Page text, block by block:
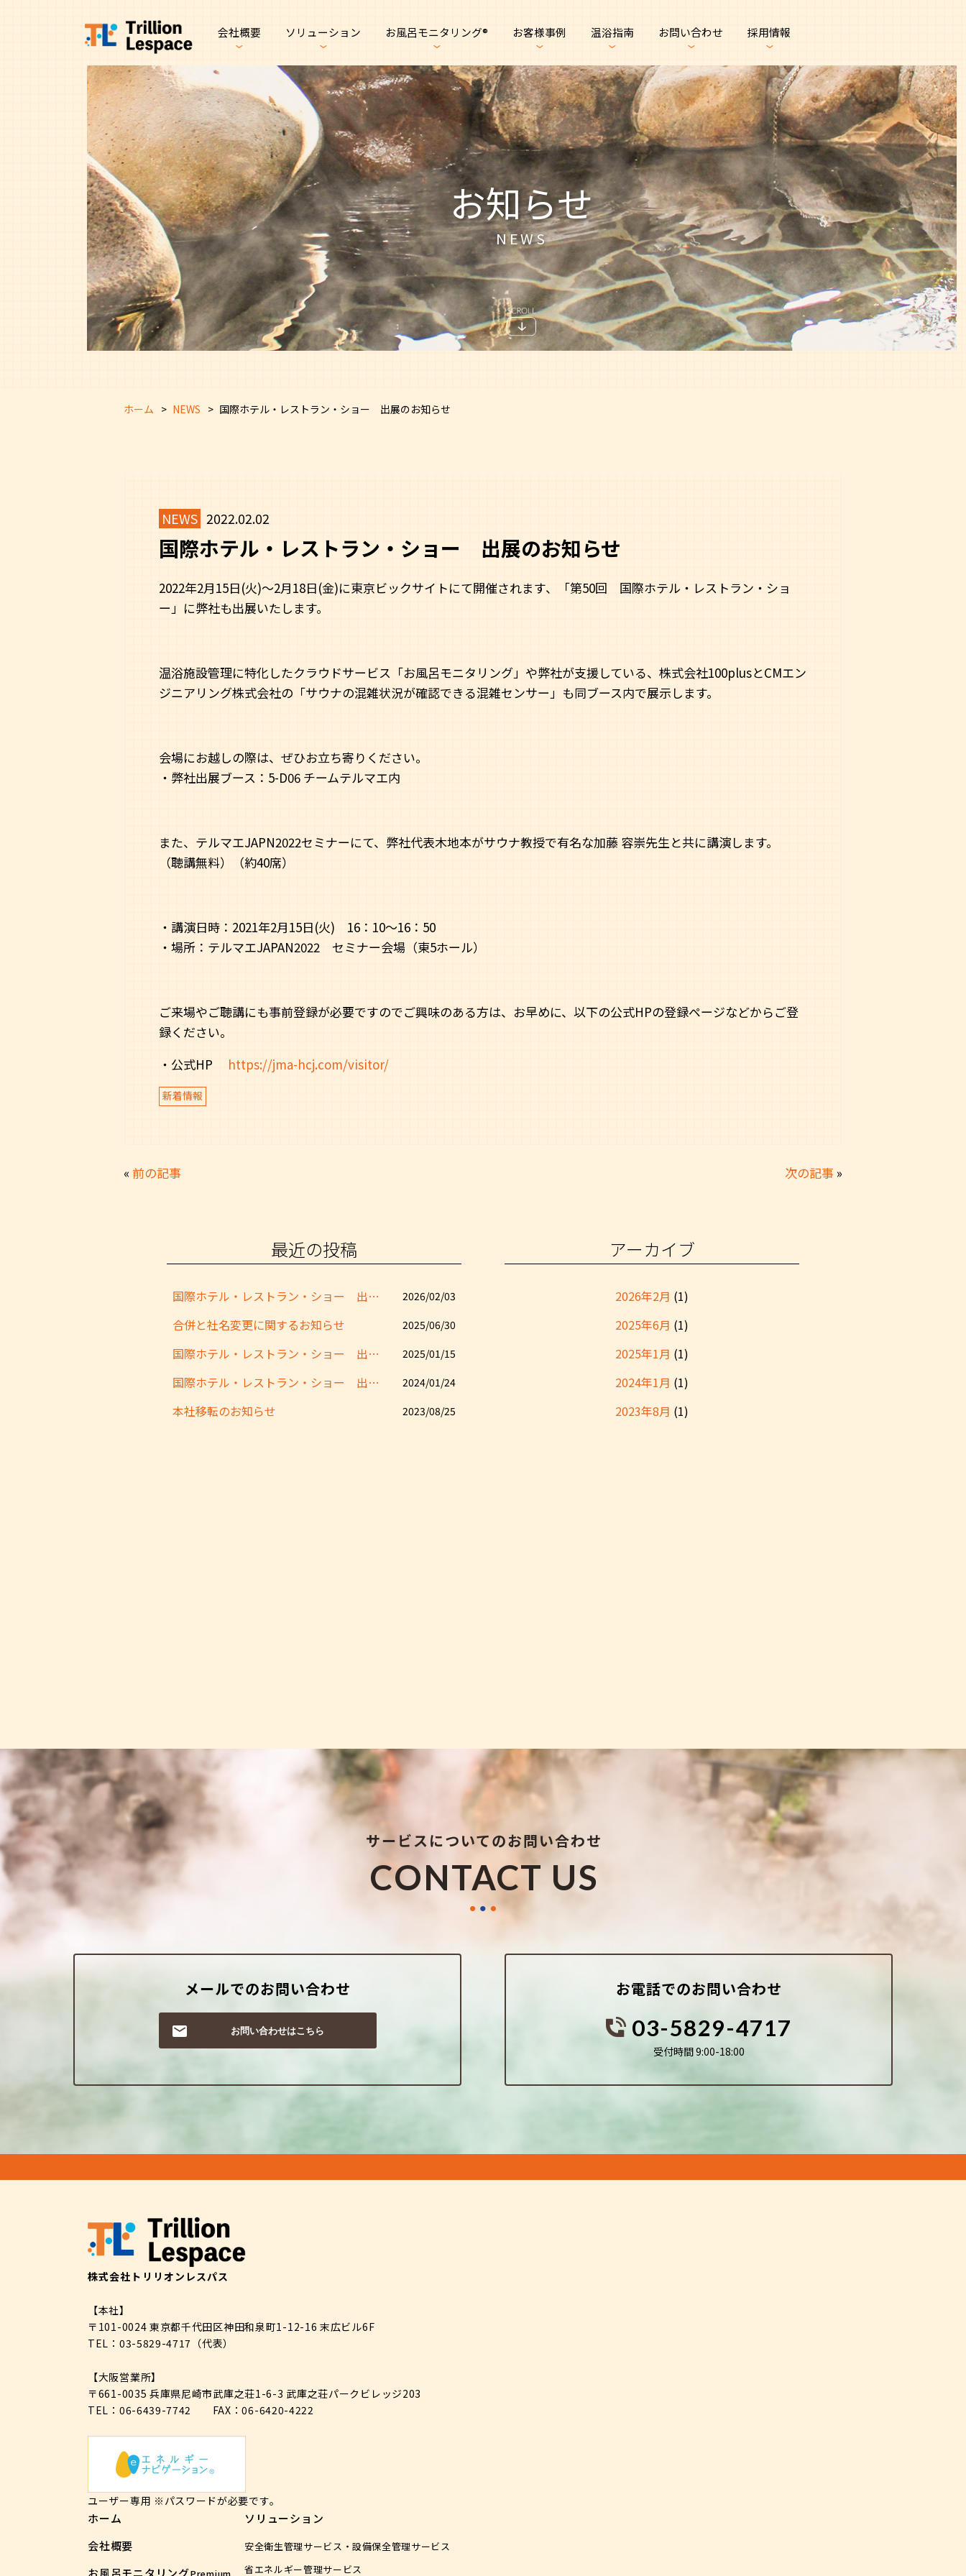
会社概要 ソリューション お風呂モニタリング®︎ お客様事例 温浴指南 お問い合わせ 採用情報
お知らせ
NEWS
ホーム NEWS 国際ホテル・レストラン・ショー 出展のお知らせ
NEWS 2022.02.02
国際ホテル・レストラン・ショー 出展のお知らせ
2022年2月15日(火)～2月18日(金)に東京ビックサイトにて開催されます、「第50回 国際ホテル・レストラン・ショ
ー」に弊社も出展いたします。
温浴施設管理に特化したクラウドサービス「お風呂モニタリング」や弊社が支援している、株式会社100plusとCMエン
ジニアリング株式会社の「サウナの混雑状況が確認できる混雑センサー」も同ブース内で展示します。
会場にお越しの際は、ぜひお立ち寄りください。
・弊社出展ブース：5-D06 チームテルマエ内
また、テルマエJAPN2022セミナーにて、弊社代表木地本がサウナ教授で有名な加藤 容崇先生と共に講演します。
（聴講無料）（約40席）
・講演日時：2021年2月15日(火) 16：10～16：50
・場所：テルマエJAPAN2022 セミナー会場（東5ホール）
ご来場やご聴講にも事前登録が必要ですのでご興味のある方は、お早めに、以下の公式HPの登録ページなどからご登
録ください。
・公式HP https://jma-hcj.com/visitor/
新着情報
« 前の記事 次の記事 »
最近の投稿
国際ホテル・レストラン・ショー 出展のお知らせ 2026/02/03
合併と社名変更に関するお知らせ 2025/06/30
国際ホテル・レストラン・ショー 出展のお知らせ 2025/01/15
国際ホテル・レストラン・ショー 出展のお知らせ 2024/01/24
本社移転のお知らせ 2023/08/25
アーカイブ
2026年2月 (1)
2025年6月 (1)
2025年1月 (1)
2024年1月 (1)
2023年8月 (1)
サービスについてのお問い合わせ
CONTACT US
メールでのお問い合わせ
お問い合わせはこちら
お電話でのお問い合わせ
03-5829-4717
受付時間 9:00-18:00
株式会社トリリオンレスパス
【本社】
〒101-0024 東京都千代田区神田和泉町1-12-16 末広ビル6F
TEL：03-5829-4717 （代表）
【大阪営業所】
〒661-0035 兵庫県尼崎市武庫之荘1-6-3 武庫之荘パークビレッジ203
TEL：06-6439-7742
FAX：06-6420-4222
ユーザー専用 ※パスワードが必要です。
ホーム
会社概要
お風呂モニタリングPremium
ソリューション
安全衛生管理サービス・設備保全管理サービス
省エネルギー管理サービス